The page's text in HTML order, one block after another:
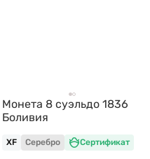
Монета 8 суэльдо 1836
Боливия
XF Серебро Сертификат